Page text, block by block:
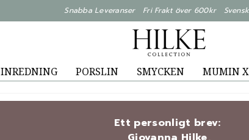
Snabba Leveranser Fri Frakt över 600kr
INREDNING PORSLIN SMYCKEN MUMIN
Ett personligt brev: